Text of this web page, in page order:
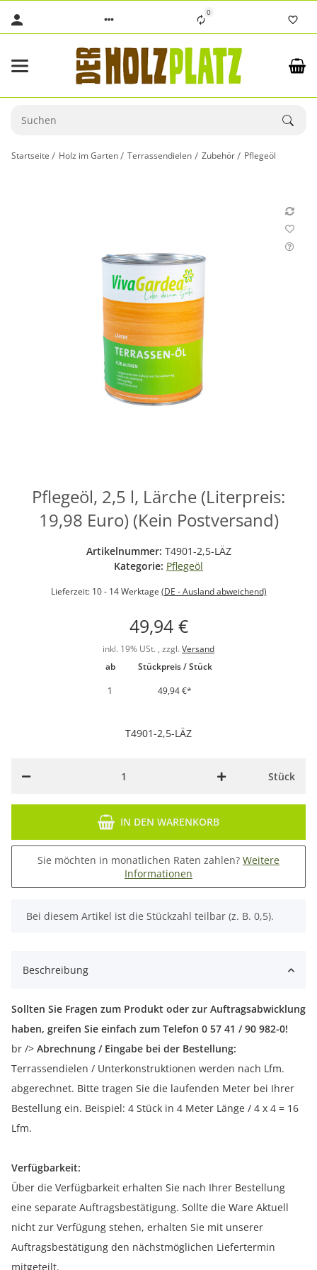
0
Startseite Holz im Garten Terrassendielen Zubehör Pflegeöl
Pflegeöl, 2,5 l, Lärche (Literpreis:
19,98 Euro) (Kein Postversand)
Artikelnummer: T4901-2,5-LÄZ
Kategorie: Pflegeöl
Lieferzeit: 10 - 14 Werktage (DE - Ausland abweichend)
49,94 €
inkl. 19% USt. , zzgl. Versand
ab
Stückpreis / Stück
1
49,94 €*
T4901-2,5-LÄZ
Stück
IN DEN WARENKORB
Sie möchten in monatlichen Raten zahlen? Weitere
Informationen
x
Bei diesem Artikel ist die Stückzahl teilbar (z. B. 0,5).
Beschreibung
Sollten Sie Fragen zum Produkt oder zur Auftragsabwicklung
haben, greifen Sie einfach zum Telefon 0 57 41 / 90 982-0!
br /> Abrechnung / Eingabe bei der Bestellung:
Terrassendielen / Unterkonstruktionen werden nach Lfm.
abgerechnet. Bitte tragen Sie die laufenden Meter bei Ihrer
Bestellung ein. Beispiel: 4 Stück in 4 Meter Länge / 4 x 4 = 16
Lfm.
Verfügbarkeit:
Über die Verfügbarkeit erhalten Sie nach Ihrer Bestellung
eine separate Auftragsbestätigung. Sollte die Ware Aktuell
nicht zur Verfügung stehen, erhalten Sie mit unserer
Auftragsbestätigung den nächstmöglichen Liefertermin
mitgeteilt.